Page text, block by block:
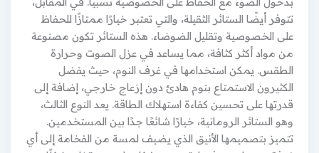
تتوفر أيضًا الستائر الثقيلة، والتي تعتبر خيارًا ممتازًا للحفاظ
على الخصوصية وتقليل الضوضاء. هذه الستائر تكون مصنوعة
من مواد أكثر كثافة، مما يساعد في عزل الصوت وحرارة
الطقس. يمكن استخدامها في غرف النوم، حيث يفضل
الكثيرون الاستمتاع بنوم هادئ دون إزعاج خارجي، إضافة إلى
قدرتها على تحسين كفاءة استهلاك الطاقة. يعد النوع الثالث،
وهو الستائر الرومانية، خيارًا شائعًا جدًا بين المستخدمين.
تتميز بتصميمها الأنيق الذي يضيف لمسة من الفخامة إلى أي